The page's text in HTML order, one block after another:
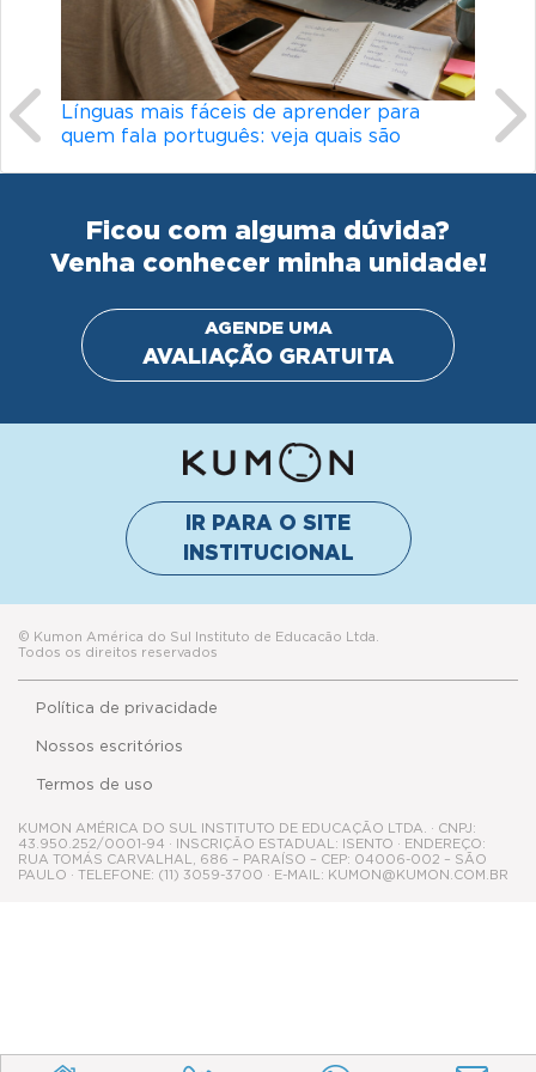
Línguas mais fáceis de aprender para
quem fala português: veja quais são
Ficou com alguma dúvida?
Venha conhecer minha unidade!
AGENDE UMA
AVALIAÇÃO GRATUITA
IR PARA O SITE
INSTITUCIONAL
© Kumon América do Sul Instituto de Educacão Ltda.
Todos os direitos reservados
Política de privacidade
Termos de uso
Nossos escritórios
KUMON AMÉRICA DO SUL INSTITUTO DE EDUCAÇÃO LTDA. · CNPJ:
43.950.252/0001-94 · INSCRIÇÃO ESTADUAL: ISENTO · ENDEREÇO:
RUA TOMÁS CARVALHAL, 686 – PARAÍSO – CEP: 04006-002 – SÃO
PAULO · TELEFONE: (11) 3059-3700 · E-MAIL: KUMON@KUMON.COM.BR